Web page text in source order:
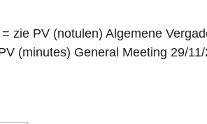
zie PV (notulen) Algemene
(minutes) General Meeting 29/